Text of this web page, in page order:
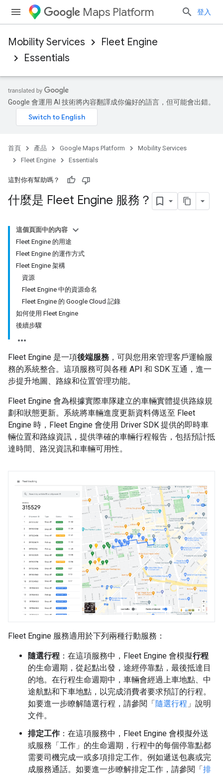
Maps Platform 登入
Mobility Services
Fleet Engine
Essentials
Google 會運用 AI 技術將內容翻譯成你偏好的語言，但可能會出錯。
首頁 產品 Google Maps Platform
Mobility Services
Fleet Engine
Essentials
這對你有幫助嗎？
什麼是 Fleet Engine 服務？
這個頁面中的內容
Fleet Engine 的用途
Fleet Engine 的運作方式
Fleet Engine 架構
資源
Fleet Engine 中的資源命名
Fleet Engine 的 Google Cloud 記錄
如何使用 Fleet Engine
後續步驟
Fleet Engine 是一項後端服務 ，可與您用來管理客戶運輸服
務的系統整合。這項服務可與各種 API 和 SDK 互通，進一
步提升地圖、路線和位置管理功能。
Fleet Engine 會為根據實際車隊建立的車輛實體提供路線規
劃和狀態更新。系統將車輛進度更新資料傳送至 Fleet
Engine 時，Fleet Engine 會使用 Driver SDK 提供的即時車
輛位置和路線資訊，提供準確的車輛行程報告，包括預計抵
達時間、路況資訊和車輛可用性。
Fleet Engine 服務適用於下列兩種行動服務：
隨選行程 ：在這項服務中，Fleet Engine 會模擬行程
的生命週期，從起點出發，途經停靠點，最後抵達目
的地。在行程生命週期中，車輛會經過上車地點、中
途航點和下車地點，以完成消費者要求預訂的行程。
如要進一步瞭解隨選行程，請參閱「隨選行程 」說明
文件。
排定工作：在這項服務中，Fleet Engine 會模擬外送
或服務「工作」 的生命週期，行程中的每個停靠點都
需要司機完成一或多項排定工作。例如遞送包裹或完
成服務通話。如要進一步瞭解排定工作，請參閱「排